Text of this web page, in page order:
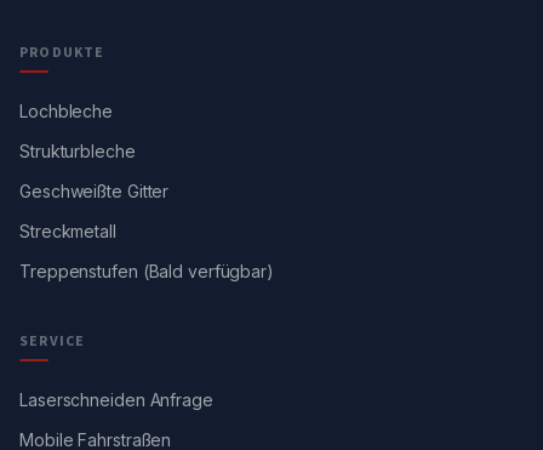
PRODUKTE
Lochbleche
Strukturbleche
Geschweißte Gitter
Streckmetall
Treppenstufen (Bald verfügbar)
SERVICE
Laserschneiden Anfrage
Mobile Fahrstraßen